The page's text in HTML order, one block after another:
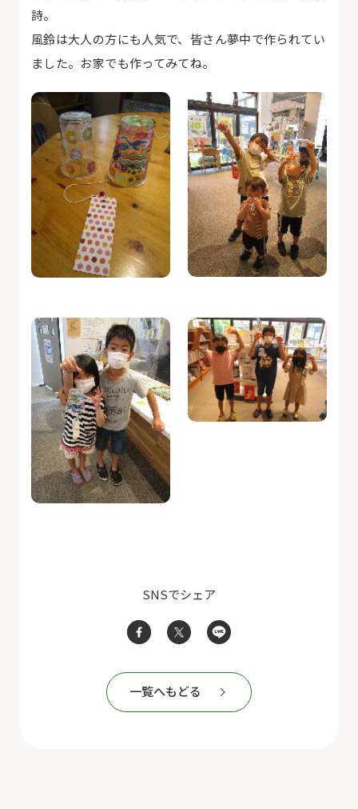
詩。
風鈴は大人の方にも人気で、皆さん夢中で作られてい
ました。お家でも作ってみてね。
SNSでシェア
一覧へもどる